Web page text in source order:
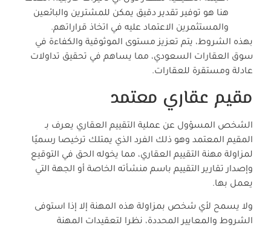
هنا هو توفير تقدير دقيق يمكن للمشترين والبائعين
والمستثمرين الاعتماد عليه في اتخاذ قراراتهم.
بهذه الشروط، يتم تعزيز مستوى الموثوقية والكفاءة في
سوق العقارات السعودي، مما يساهم في تحقيق تداولات
عادلة ومستقرة للعقارات.
مقيم عقاري معتمد
الشخص المسؤول عن عملية التقييم العقاري يعرف بـ
المقيم المعتمد وهو ذلك الفرد الذي يمتلك ترخيصا رسميًا
لمزاولة مهنة التقييم العقاري، مما يخوله الحق في التوقيع
وإصدار تقارير التقييم باسم منشأته الخاصة أو الجهة التي
يعمل بها.
ولا يسمح لأي شخص بمزاولة هذه المهنة إلا إذا استوفى
الشروط والمعايير المحددة، نظرا لتعقيدات المهنة